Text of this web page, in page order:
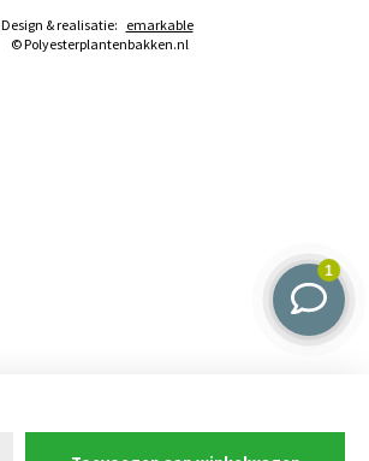
© Polyesterplantenbakken.nl
Design & realisatie: emarkable